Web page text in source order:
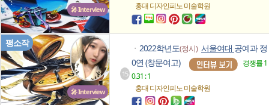
🎤 Interview
홍대 디자인피노미술학원
🎤 Interview
평소작
15
ㆍ 2022학년도(정시) 서울여대 공예과 정
0연 (창문여고)
경쟁률 1
0.31 : 1
홍대 디자인피노미술학원